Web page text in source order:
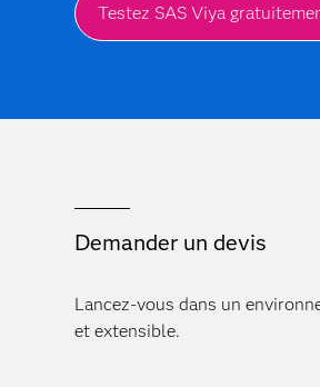
Testez SAS Viya
Demander un devis
Lancez-vous dans un
et extensible.